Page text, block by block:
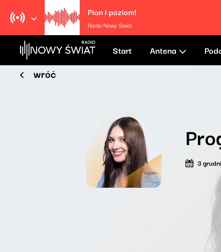
Pion i poziom!
Radio Nowy Świat
Start Antena
wróć
3